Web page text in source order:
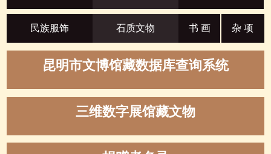
民族服饰 石质文物 书 画 杂 项
昆明市文博馆藏数据库查询系统
三维数字展馆藏文物